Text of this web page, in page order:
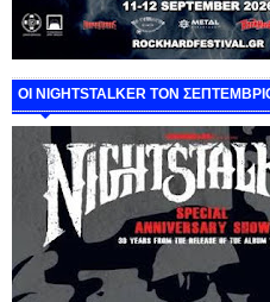
ΟΙ NIGHTSTALKER ΤΟΝ